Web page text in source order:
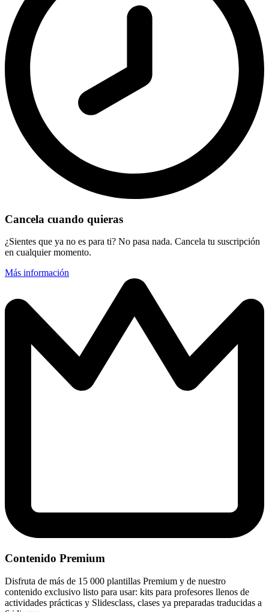
Cancela cuando quieras
¿Sientes que ya no es para ti? No pasa nada. Cancela tu suscripción
en cualquier momento.
Más información
Contenido Premium
Disfruta de más de 15 000 plantillas Premium y de nuestro
contenido exclusivo listo para usar: kits para profesores llenos de
actividades prácticas y Slidesclass, clases ya preparadas traducidas a